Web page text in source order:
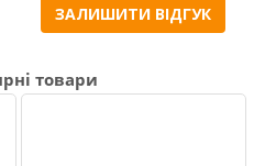
ЗАЛИШИТИ ВІДГУК
товари